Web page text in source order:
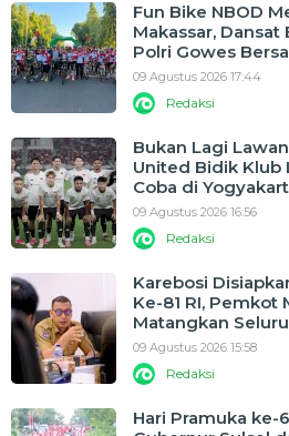
Fun Bike NBOD
Makassar,
Polri Gowes
09 Agustus 2026 17:44
Redaksi
Bukan Lagi
United Bidik Klub
Coba di
09 Agustus 2026 16:56
Redaksi
Karebosi
Ke-81 RI, Pemkot
Matangkan
09 Agustus 2026 15:58
Redaksi
Hari Pramuka ke-